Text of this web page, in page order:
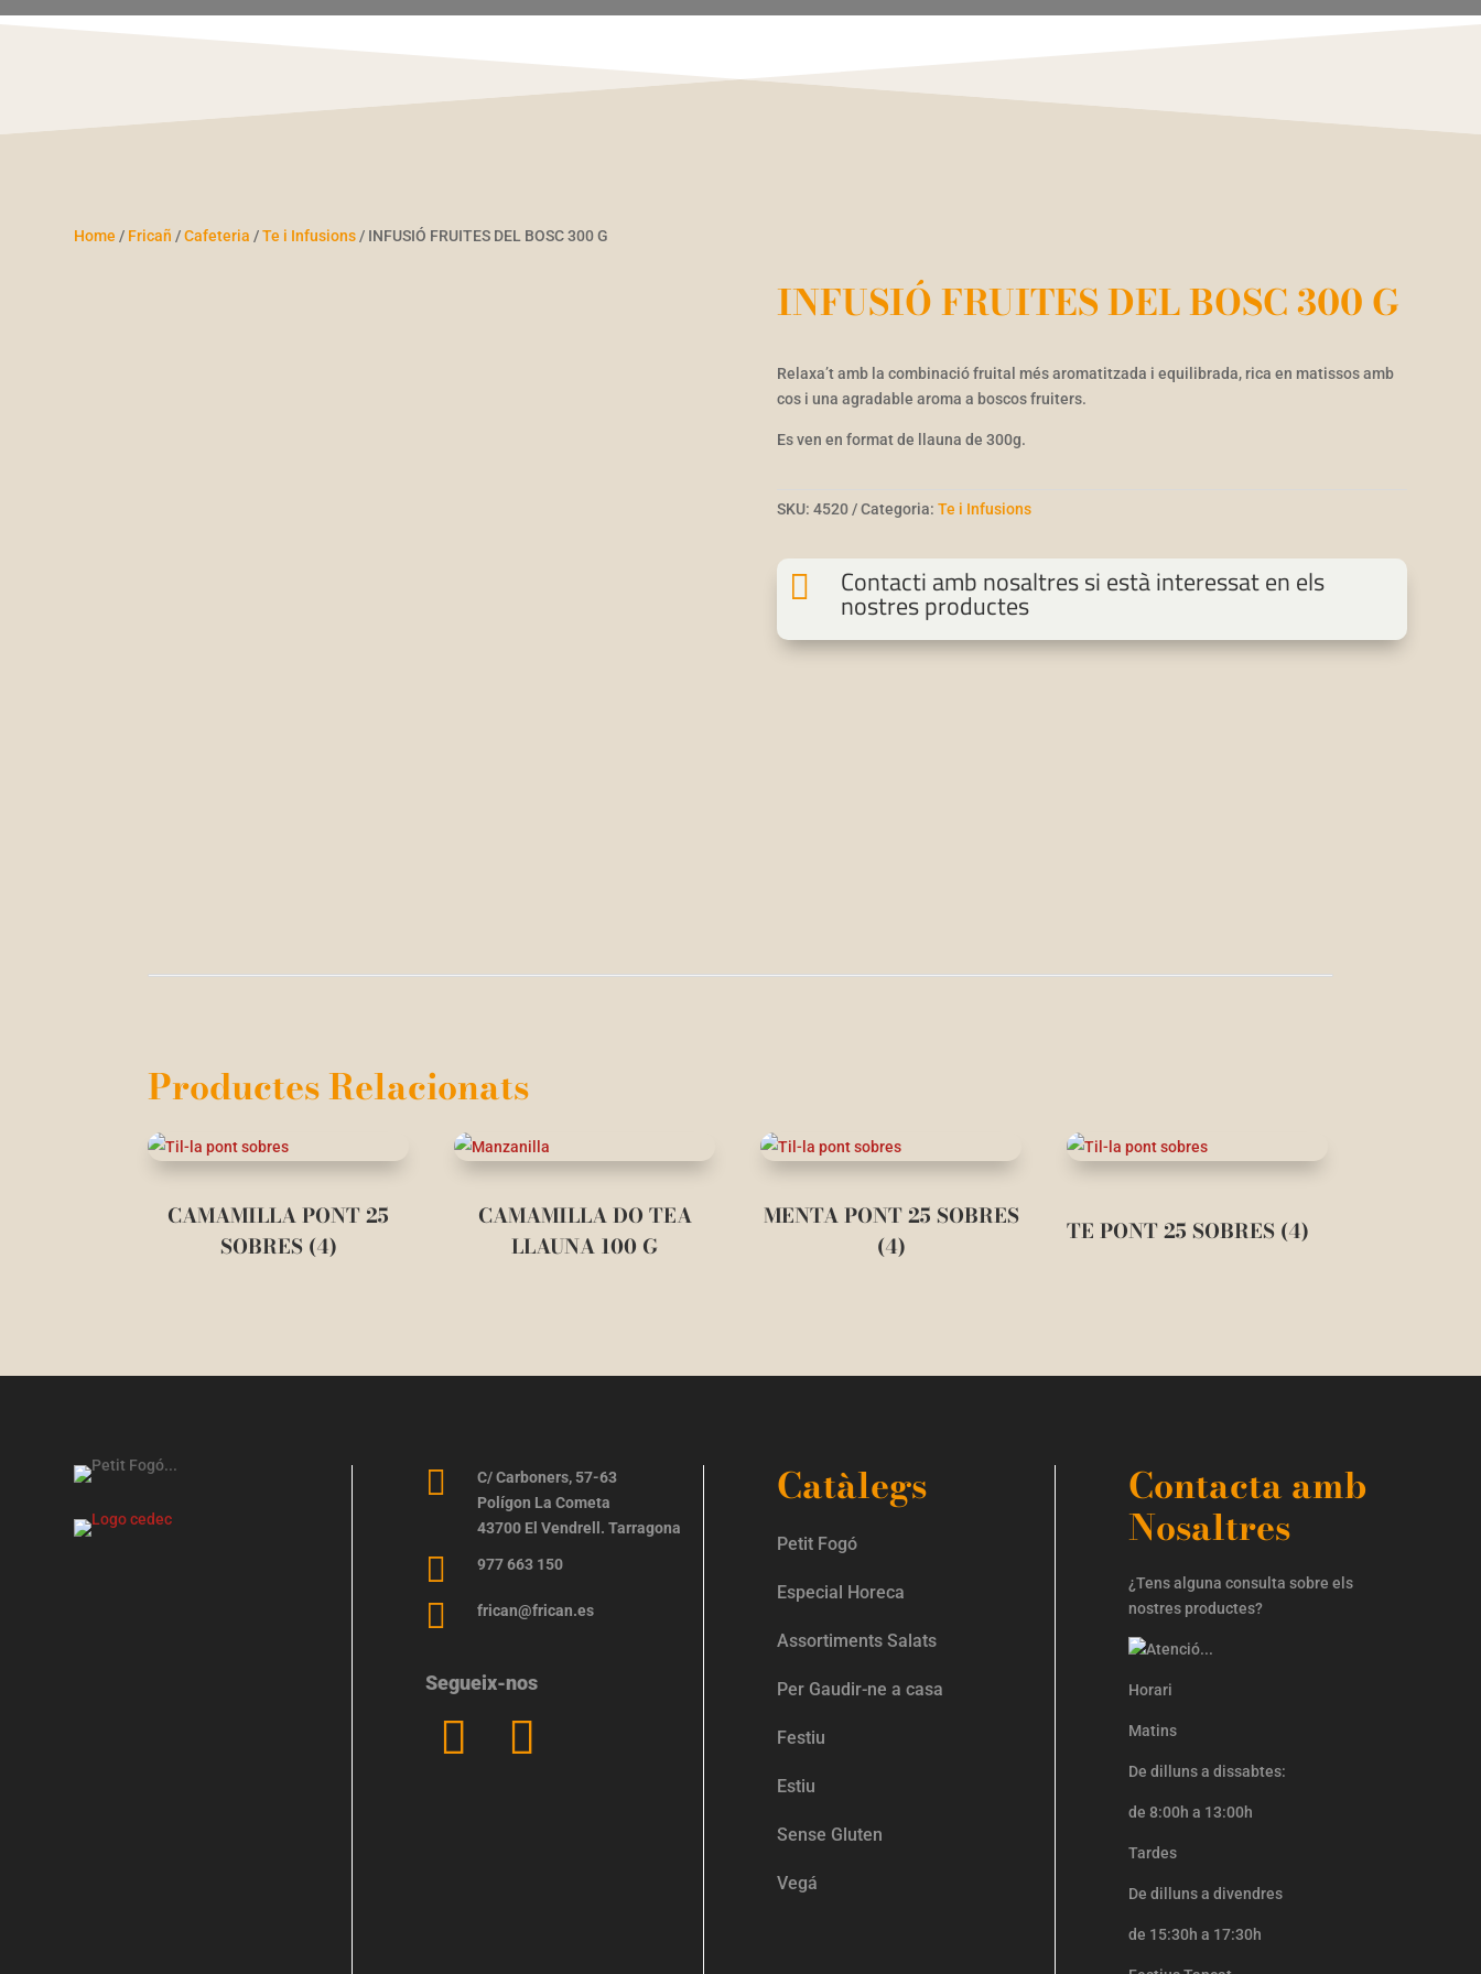
Home / Fricañ /Cafeteria /Te i Infusions / INFUSIÓ FRUITES DEL BOSC 300 G
INFUSIÓ FRUITES DEL BOSC 300 G
Relaxa’t amb la combinació fruital més aromatitzada i equilibrada, rica en matissos amb
cos i una agradable aroma a boscos fruiters.
Es ven en format de llauna de 300g.
SKU:4520 Categoria:Te i Infusions
 Contacti amb nosaltres si està interessat en els
nostres productes
Productes Relacionats
CAMAMILLA PONT 25
SOBRES (4)
CAMAMILLA DO TEA
LLAUNA 100 G
MENTA PONT 25 SOBRES
(4)
TE PONT 25 SOBRES (4)

C/ Carboners, 57-63
Polígon La Cometa
43700 El Vendrell. Tarragona
 977 663 150
 frican@frican.es
Segueix-nos
Catàlegs
Petit Fogó
Especial Horeca
Assortiments Salats
Per Gaudir-ne a casa
Festiu
Estiu
Sense Gluten
Vegá
Contacta amb
Nosaltres
¿Tens alguna consulta sobre els
nostres productes?
Horari
Matins
De dilluns a dissabtes:
de 8:00h a 13:00h
Tardes
De dilluns a divendres
de 15:30h a 17:30h